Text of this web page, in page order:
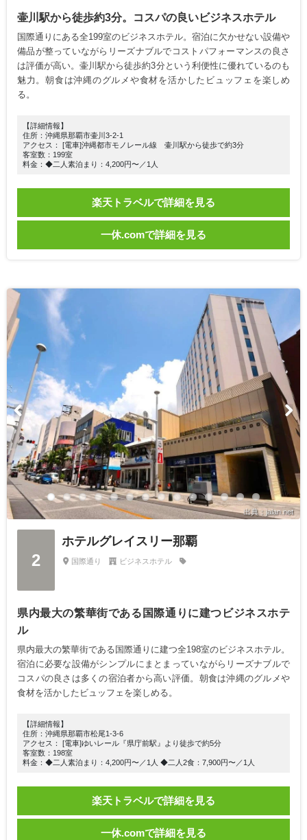
壷川駅から徒歩約3分。コスパの良いビジネスホテル
国際通りにある全199室のビジネスホテル。宿泊に欠かせない設備や
備品が整っていながらリーズナブルでコストパフォーマンスの良さ
は評価が高い。壷川駅から徒歩約3分という利便性に優れているのも
魅力。朝食は沖縄のグルメや食材を活かしたビュッフェを楽しめ
る。
【詳細情報】
住所：沖縄県那覇市壷川3-2-1
アクセス： [電車]沖縄都市モノレール線 壷川駅から徒歩で約3分
客室数：199室
料金：◆二人素泊まり：4,200円〜／1人
楽天トラベルで詳細を見る
一休.comで詳細を見る
出典：jalan.net
2
ホテルグレイスリー那覇
国際通り ビジネスホテル
県内最大の繁華街である国際通りに建つビジネスホテ
ル
県内最大の繁華街である国際通りに建つ全198室のビジネスホテル。
宿泊に必要な設備がシンプルにまとまっていながらリーズナブルで
コスパの良さは多くの宿泊者から高い評価。朝食は沖縄のグルメや
食材を活かしたビュッフェを楽しめる。
【詳細情報】
住所：沖縄県那覇市松尾1-3-6
アクセス： [電車]ゆいレール『県庁前駅』より徒歩で約5分
客室数：198室
料金：◆二人素泊まり：4,200円〜／1人 ◆二人2食：7,900円〜／1人
楽天トラベルで詳細を見る
一休.comで詳細を見る